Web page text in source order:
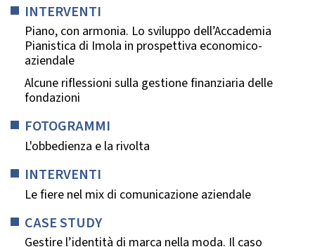
INTERVENTI
Piano, con armonia. Lo sviluppo dell’Accademia
Pianistica di Imola in prospettiva economico-
aziendale
Alcune riflessioni sulla gestione finanziaria delle
fondazioni
FOTOGRAMMI
L'obbedienza e la rivolta
INTERVENTI
Le fiere nel mix di comunicazione aziendale
CASE STUDY
Gestire l’identità di marca nella moda. Il caso